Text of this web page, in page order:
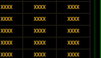
XXXX XXXX XXXX
XXXX XXXX XXXX
XXXX XXXX XXXX
XXXX XXXX XXXX
XXXX XXXX XXXX